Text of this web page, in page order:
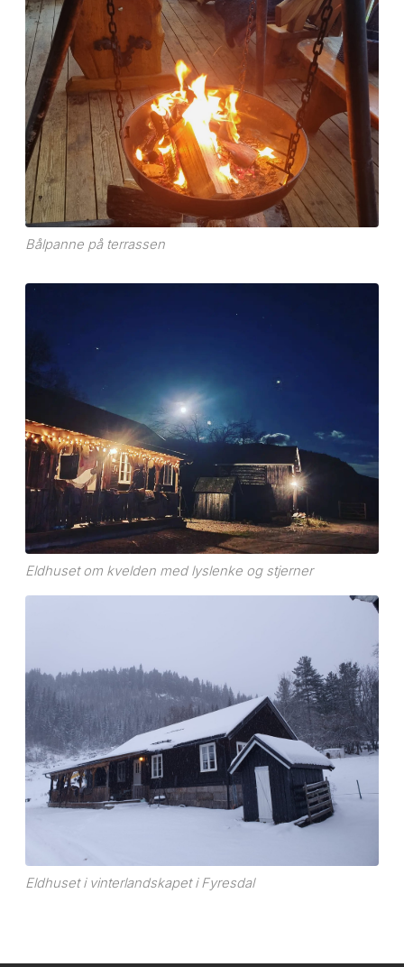
Bålpanne på terrassen
Eldhuset om kvelden med lyslenke og stjerner
Eldhuset i vinterlandskapet i Fyresdal